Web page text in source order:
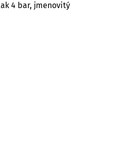
4 bar, jmenovitý